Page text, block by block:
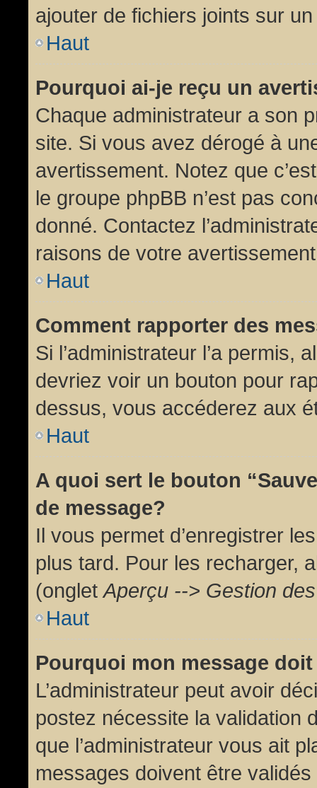
ajouter de fichiers joints sur
Haut
Pourquoi ai-je reçu un
Chaque administrateur a son
site. Si vous avez dérogé à
avertissement. Notez que
le groupe phpBB n’est pas
donné. Contactez
raisons de votre
Haut
Comment rapporter des
Si l’administrateur l’a permis,
devriez voir un bouton pour
dessus, vous accéderez aux
Haut
A quoi sert le bouton
de message?
Il vous permet d’enregistrer
plus tard. Pour les recharger,
(ongletAperçu --> Gestion
Haut
Pourquoi mon message
L’administrateur peut avoir
postez nécessite la validation
que l’administrateur vous ait
messages doivent être